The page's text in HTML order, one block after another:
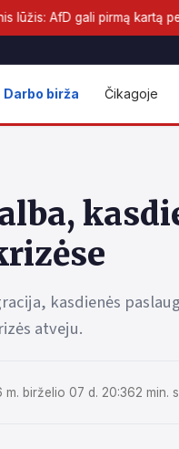
pirmą kartą perimti žemės
Darbo birža Čikagoje
kasdienės
atveju.
m. birželio 07 d. 20:362 min.